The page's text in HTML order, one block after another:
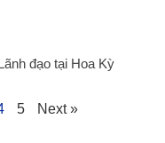
đạo tại Hoa Kỳ
5 Next »